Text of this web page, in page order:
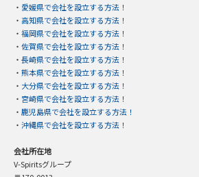
・ 愛媛県で会社を設立する方法！
・ 高知県で会社を設立する方法！
・ 福岡県で会社を設立する方法！
・ 佐賀県で会社を設立する方法！
・ 長崎県で会社を設立する方法！
・ 熊本県で会社を設立する方法！
・ 大分県で会社を設立する方法！
・ 宮崎県で会社を設立する方法！
・ 鹿児島県で会社を設立する方法！
・ 沖縄県で会社を設立する方法！
会社所在地
V-Spiritsグループ